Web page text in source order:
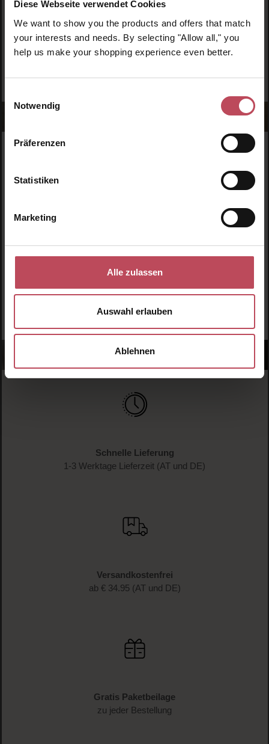
Diese Webseite verwendet Cookies
We want to show you the products and offers that match
your interests and needs. By selecting "Allow all," you
help us make your shopping experience even better.
Notwendig
Präferenzen
Statistiken
Marketing
Alle zulassen
Auswahl erlauben
Ablehnen
Körperpflege.
Melde dich jetzt zum Newsletter an und erhalte als
Dankeschön 10 %* auf deinen ersten Einkauf. Verpasse
JETZT ANMELDEN
Schnelle Lieferung
1-3 Werktage Lieferzeit (AT und DE)
Versandkostenfrei
ab € 34.95 (AT und DE)
Gratis Paketbeilage
zu jeder Bestellung